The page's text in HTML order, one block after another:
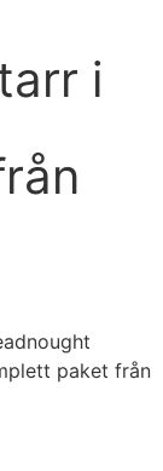
i
paket från